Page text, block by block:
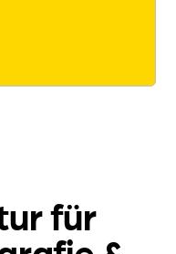
für